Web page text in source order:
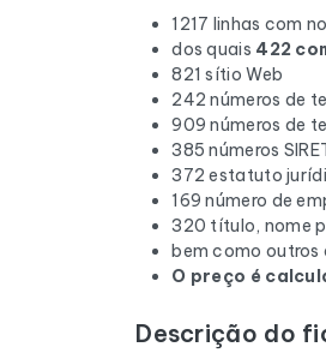
1217 linhas com
dos quais 422
821 sítio Web
242 números de
909 números de
385 números
372 estatuto
169 número de
320 título, nome
bem como outros
O preço é
Descrição do